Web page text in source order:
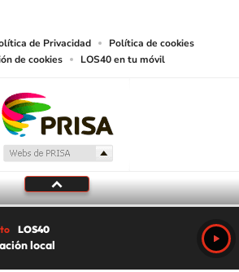
de Privacidad
Política de cookies
de cookies
LOS40 en tu móvil
LOS40
local